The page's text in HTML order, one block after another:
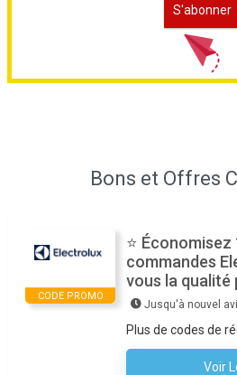
Bons et Offres
CODE PROMO
⭐ Économisez
commandes
vous la qualité
Jusqu'à nouvel
Plus de codes de
Voir